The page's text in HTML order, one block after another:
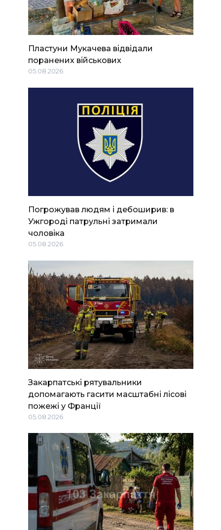
Пластуни Мукачева відвідали
поранених військових
05.08.2026
Погрожував людям і дебоширив: в
Ужгороді патрульні затримали
чоловіка
05.08.2026
Закарпатські рятувальники
допомагають гасити масштабні лісові
пожежі у Франції
05.08.2026